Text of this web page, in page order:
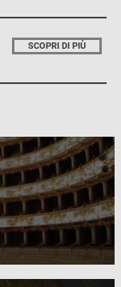
SCOPRI DI PIÙ